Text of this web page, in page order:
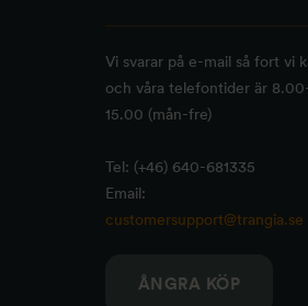
Vi svarar på e-mail så fort vi
och våra telefontider är
15.00 (mån-fre)
Tel: (+46) 640-681335
Email:
customersupport@trangia.se
ÅNGRA KÖP